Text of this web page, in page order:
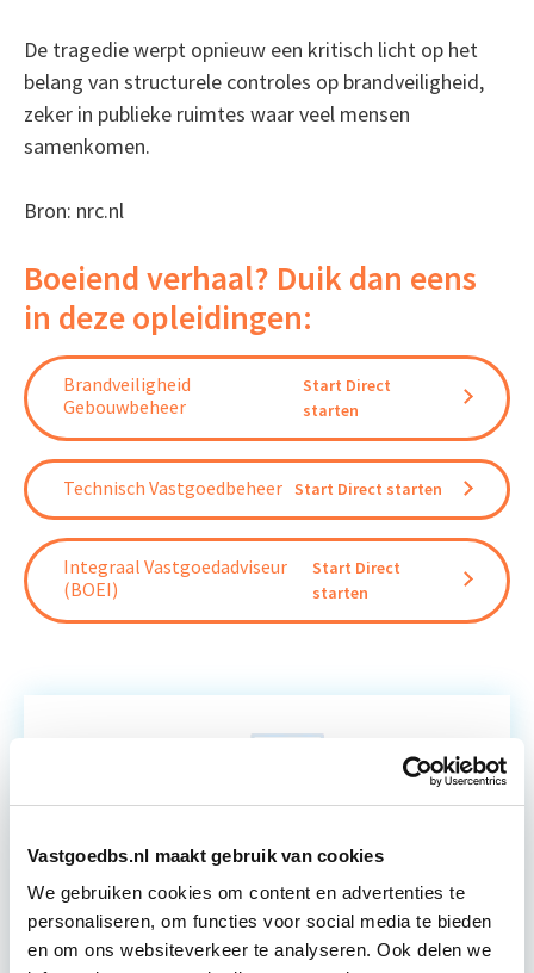
Vastgoedbs.nl maakt gebruik van cookies
We gebruiken cookies om content en advertenties te
personaliseren, om functies voor social media te bieden
en om ons websiteverkeer te analyseren. Ook delen we
De tragedie werpt opnieuw een kritisch licht op het
belang van structurele controles op brandveiligheid,
zeker in publieke ruimtes waar veel mensen
samenkomen.
Bron: nrc.nl
Boeiend verhaal? Duik dan eens
in deze opleidingen:
Brandveiligheid
Gebouwbeheer
Start Direct
starten
Technisch Vastgoedbeheer Start Direct starten
Integraal Vastgoedadviseur
(BOEI)
Start Direct
starten
Brandveiligheid Gebouwbeheer
De cursus Brandveiligheid Gebouwbeheer geeft
inzicht in de belangrijke aspecten van
brandveiligheid, waaronder de actuele
brandveiligheidseisen, het uitvoeren van een